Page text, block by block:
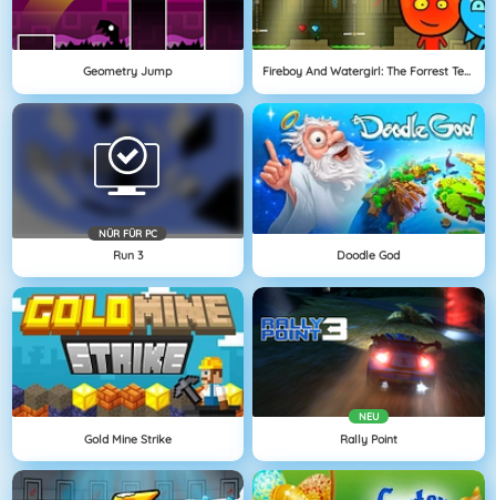
Geometry Jump Fireboy And Watergirl: The Forrest Temple
NÜR FÜR PC
Run 3 Doodle God
Gold Mine Strike
NEU
Rally Point